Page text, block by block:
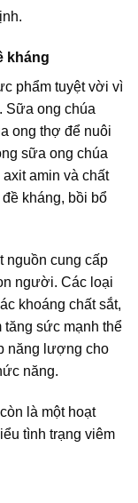
kháng
phẩm tuyệt vời vì
Sữa ong chúa
ong thợ để nuôi
sữa ong chúa
amin và chất
kháng, bồi bổ
nguồn cung cấp
người. Các loại
khoáng chất sắt,
sức mạnh thể
năng lượng cho
năng.
là một hoạt
tình trạng viêm